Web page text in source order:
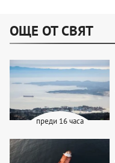
ОЩЕ ОТ СВЯТ
преди 16 часа